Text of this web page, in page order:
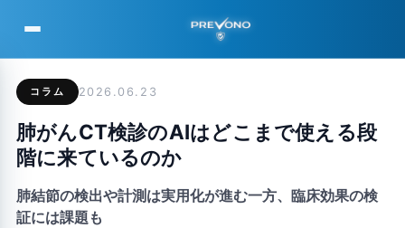
PREVONO
コラム 2026.06.23
肺がんCT検診のAIはどこまで使える段
階に来ているのか
肺結節の検出や計測は実用化が進む一方、臨床効果の検
証には課題も